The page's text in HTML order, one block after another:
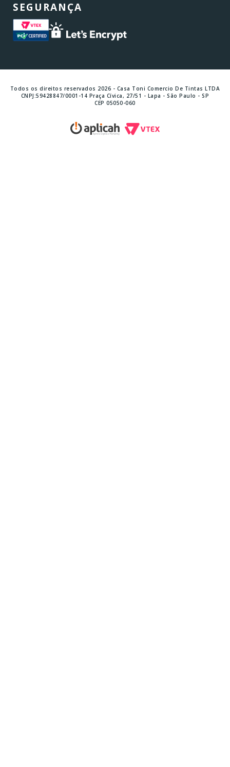
SEGURANÇA
Todos os direitos reservados 2026 - Casa Toni Comercio De Tintas LTDA
CNPJ:59428847/0001-14 Praça Cívica, 27/51 - Lapa - São Paulo - SP
CEP 05050-060